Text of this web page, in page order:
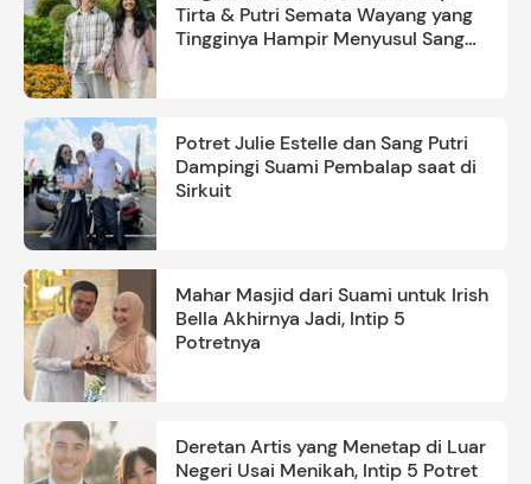
Tirta & Putri Semata Wayang yang
Tingginya Hampir Menyusul Sang
Potret Julie Estelle dan Sang Putri
Dampingi Suami Pembalap saat di
Sirkuit
Mahar Masjid dari Suami untuk Irish
Bella Akhirnya Jadi, Intip 5
Potretnya
Deretan Artis yang Menetap di Luar
Negeri Usai Menikah, Intip 5 Potret